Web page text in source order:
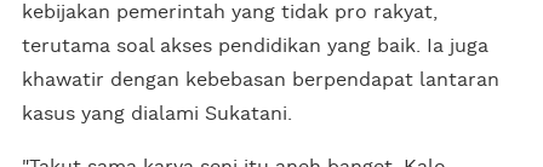
kebijakan pemerintah yang tidak pro rakyat,
terutama soal akses pendidikan yang baik. Ia juga
khawatir dengan kebebasan berpendapat lantaran
kasus yang dialami Sukatani.